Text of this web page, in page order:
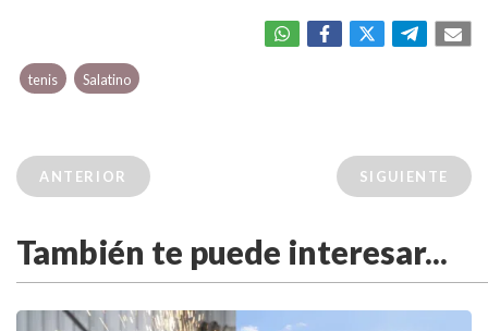
tenis Salatino
ANTERIOR SIGUIENTE
También te puede interesar...